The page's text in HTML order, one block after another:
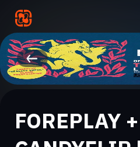
FOREPLAY +